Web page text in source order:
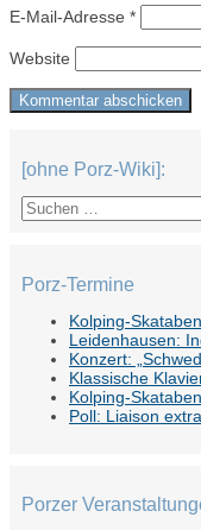
E-Mail-Adresse *
Website
[ohne Porz-Wiki]:
Suchen
nach:
Porz-Termine
Kolping-
Leidenhausen:
Konzert:
Klassische
Kolping-
Poll: Liaison
Porzer